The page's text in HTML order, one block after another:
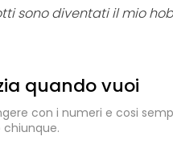
sono diventati il mio
quando vuoi
con i numeri e cosi
chiunque.